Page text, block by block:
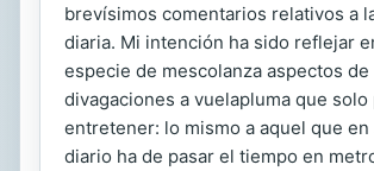
brevísimos comentarios relativos a
diaria. Mi intención ha sido reflejar
especie de mescolanza aspectos de
divagaciones a vuelapluma que
entretener: lo mismo a aquel que en
diario ha de pasar el tiempo en